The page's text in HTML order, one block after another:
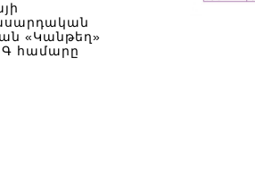
«Կանթեղ»
Գ համարը